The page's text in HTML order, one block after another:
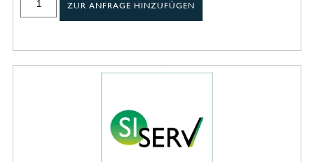
ZUR ANFRAGE HINZUFÜGEN